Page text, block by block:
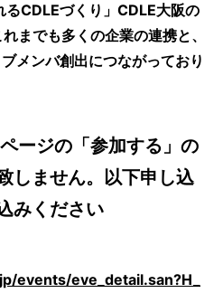
るCDLEづくり」CDLE大阪の
までも多くの企業の連携と、
メンバ創出につながっており
ージの「参加する」の
しません。以下申し込
みください
events/eve_detail.san?H_